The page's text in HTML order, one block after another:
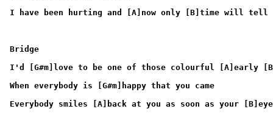
I have been hurting and [A]now only [B]time will tell
Bridge
I'd [G#m]love to be one of those colourful [A]early
When everybody is [G#m]happy that you came
Everybody smiles [A]back at you as soon as your